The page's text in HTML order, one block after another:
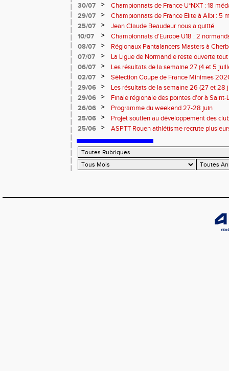
30/07
>
Championnats de France U*NXT : 18
29/07
>
Championnats de France Elite à Albi : 5
titres !
25/07 >
Jean Claude Beaudeur nous a quitté
10/07
>
Championnats d'Europe U18 : 2
08/07
>
Régionaux Pantalancers Masters à
07/07
>
La Ligue de Normandie reste ouverte tout
06/07
>
Les résultats de la semaine 27 (4 et 5
02/07
>
Sélection Coupe de France Minimes
29/06
>
Les résultats de la semaine 26 (27 et 28
29/06
>
Finale régionale des pointes d'or à
informations
26/06 >
Programme du weekend 27-28 juin
25/06
>
Projet soutien au développement des
25/06
> ASPTT Rouen athlétisme recrute